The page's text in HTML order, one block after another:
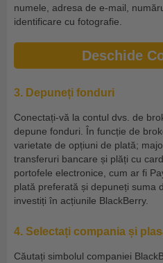
numele, adresa de e-mail,
identificare cu fotografie.
Deschide
3. Depuneți fonduri
Conectați-vă la contul dvs. de
depune fonduri. În funcție de
varietate de opțiuni de plată;
transferuri bancare și plăți cu
portofele electronice, cum ar fi
plată preferată și depuneți suma
investiți în acțiunile BlackBerry.
4. Selectați compania și
Căutați simbolul companiei